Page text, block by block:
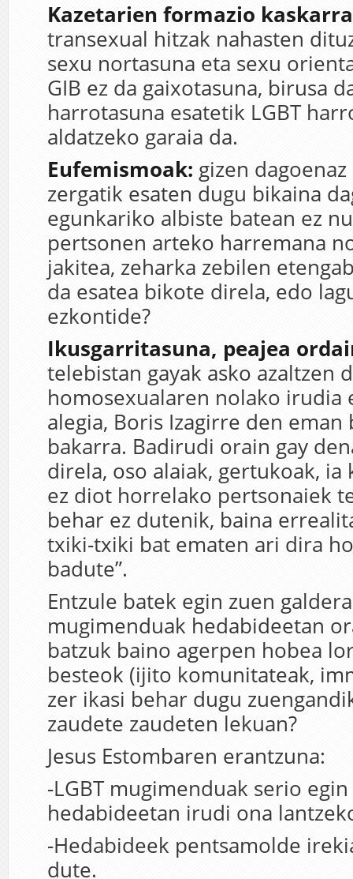
Kazetarien formazio
transexual hitzak nahasten
sexu nortasuna eta sexu
GIB ez da gaixotasuna, birusa
harrotasuna esatetik LGBT
aldatzeko garaia da.
Eufemismoak: gizen
zergatik esaten dugu bikaina
egunkariko albiste batean ez
pertsonen arteko harremana
jakitea, zeharka zebilen
da esatea bikote direla, edo
ezkontide?
Ikusgarritasuna, peajea
telebistan gayak asko azaltzen
homosexualaren nolako irudia
alegia, Boris Izagirre den
bakarra. Badirudi orain gay
direla, oso alaiak, gertukoak,
ez diot horrelako pertsonaiek
behar ez dutenik, baina
txiki-txiki bat ematen ari dira
badute”.
Entzule batek egin zuen
mugimenduak hedabideetan
batzuk baino agerpen hobea
besteok (ijito komunitateak,
zer ikasi behar dugu
zaudete zaudeten lekuan?
Jesus Estombaren erantzuna:
-LGBT mugimenduak serio
hedabideetan irudi ona
-Hedabideek pentsamolde
dute.